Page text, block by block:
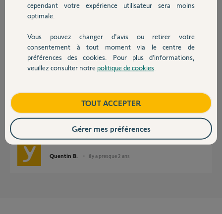
Devis avec un pro
Contact
Bonjour Gilles,
Il faut activer la fonction soleil pour que cela fonctionne.
Quentin B. il y a presque 2 ans
cependant votre expérience utilisateur sera moins
optimale.
Vous pouvez changer d'avis ou retirer votre
consentement à tout moment via le centre de
préférences des cookies. Pour plus d’informations,
veuillez consulter notre politique de cookies
TOUT ACCEPTER
Gérer mes préférences